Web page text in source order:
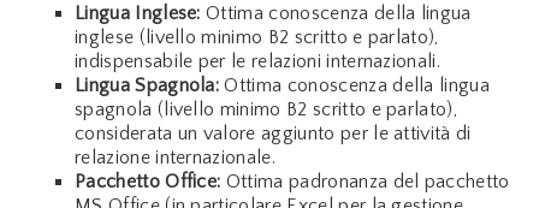
Lingua Inglese: Ottima conoscenza della lingua
inglese (livello minimo B2 scritto e parlato),
indispensabile per le relazioni internazionali.
Lingua Spagnola:Ottima conoscenza della lingua
spagnola (livello minimo B2 scritto e parlato),
considerata un valore aggiunto per le attività di
relazione internazionale.
Pacchetto Office: Ottima padronanza del pacchetto